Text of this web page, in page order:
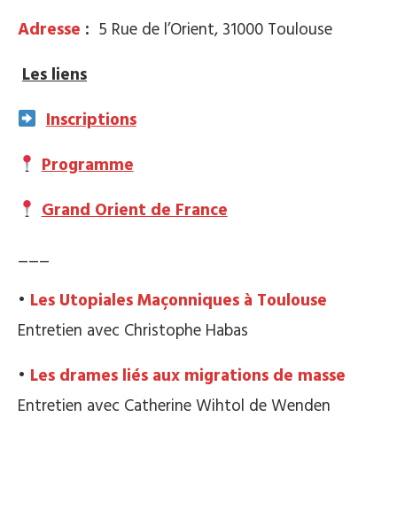
Adresse : 5 Rue de l’Orient, 31000 Toulouse
Les liens
Inscriptions
Programme
Grand Orient de France
___
• Les Utopiales Maçonniques à Toulouse
Entretien avec Christophe Habas
• Les drames liés aux migrations de masse
Entretien avec Catherine Wihtol de Wenden